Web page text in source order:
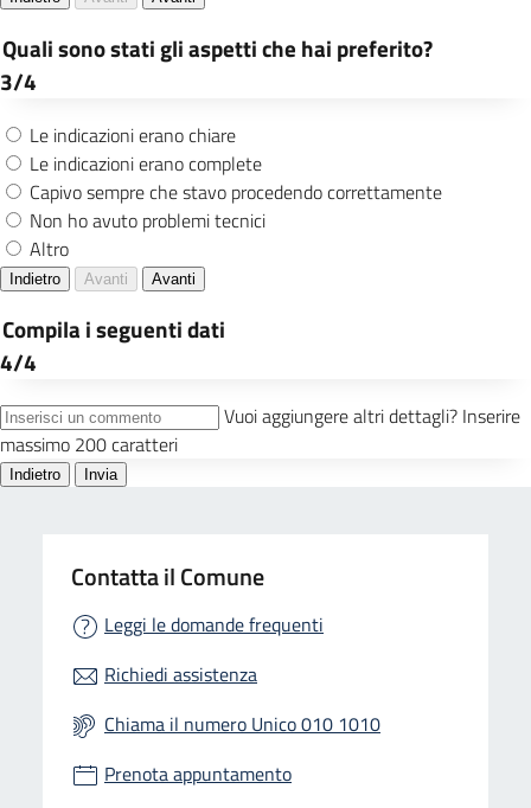
Contatta il Comune
Leggi le domande frequenti
Richiedi assistenza
Chiama il numero Unico 010 1010
Prenota appuntamento